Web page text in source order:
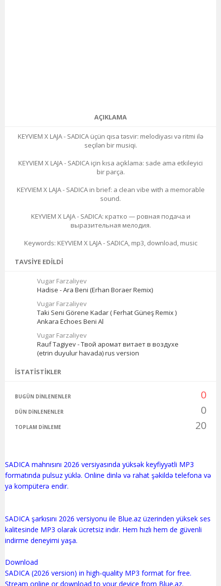
AÇIKLAMA
KEYVIEM X LAJA - SADICA üçün qısa təsvir: melodiyası və ritmi ilə
seçilən bir musiqi.
KEYVIEM X LAJA - SADICA için kısa açıklama: sade ama etkileyici
bir parça.
KEYVIEM X LAJA - SADICA in brief: a clean vibe with a memorable
sound.
KEYVIEM X LAJA - SADICA: кратко — ровная подача и
выразительная мелодия.
Keywords: KEYVIEM X LAJA - SADICA, mp3, download, music
TAVSIYE EDILDI
Vugar Farzaliyev
Hadise - Ara Beni (Erhan Boraer Remix)
Vugar Farzaliyev
Taki Seni Görene Kadar ( Ferhat Güneş Remix )
Ankara Echoes Beni Al
Vugar Farzaliyev
Rauf Tagiyev - Твой аромат витает в воздухе
(etrin duyulur havada) rus version
İSTATISTIKLER
BUGÜN DINLENENLER 0
DÜN DINLENENLER 0
TOPLAM DINLEME 20
SADICA mahnısını 2026 versiyasında yüksək keyfiyyətli MP3
formatında pulsuz yüklə. Online dinlə və rahat şəkildə telefona və
ya kompüterə endir.
SADICA şarkısını 2026 versiyonu ile Blue.az üzerinden yüksek ses
kalitesinde MP3 olarak ücretsiz indir. Hem hızlı hem de güvenli
indirme deneyimi yaşa.
Download
SADICA (2026 version) in high-quality MP3 format for free.
Stream online or download to your device from Blue.az.